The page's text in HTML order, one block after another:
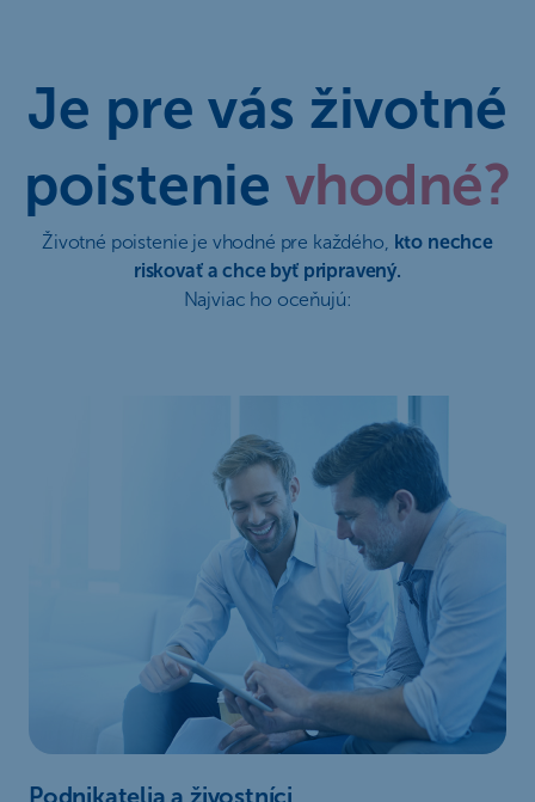
Je pre vás životné
poistenie vhodné?
Životné poistenie je vhodné pre každého, kto nechce
riskovať a chce byť pripravený.
Najviac ho oceňujú:
Podnikatelia a živostníci